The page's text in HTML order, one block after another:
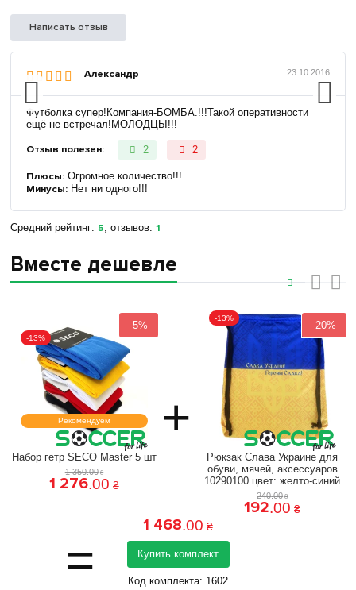
Написать отзыв
Александр 23.10.2016
Футболка супер!Компания-БОМБА.!!!Такой оперативности
ещё не встречал!МОЛОДЦЫ!!!
Отзыв полезен: 2 2
Плюсы:Огромное количество!!!
Минусы:Нет ни одного!!!
Средний рейтинг: 5, отзывов: 1
Вместе дешевле
-5%
Рекомендуем
-13%
+
Набор гетр SECO Master 5 шт
1 350.00 ₴
1 276.00 ₴
-20%
-13%
Рюкзак Слава Украине для
обуви, мячей, аксессуаров
10290100 цвет: желто-синий
240.00 ₴
192.00 ₴
=
1 468.00 ₴
Купить комплект
Код комплекта: 1602